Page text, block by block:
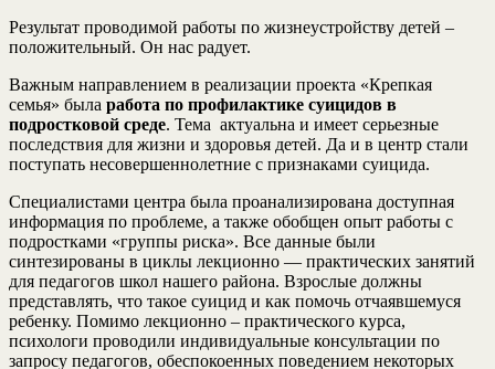
Результат проводимой работы по жизнеустройству детей –
положительный. Он нас радует.
Важным направлением в реализации проекта «Крепкая
семья» была работа по профилактике суицидов в
подростковой среде. Тема актуальна и имеет серьезные
последствия для жизни и здоровья детей. Да и в центр стали
поступать несовершеннолетние с признаками суицида.
Специалистами центра была проанализирована доступная
информация по проблеме, а также обобщен опыт работы с
подростками «группы риска». Все данные были
синтезированы в циклы лекционно — практических занятий
для педагогов школ нашего района. Взрослые должны
представлять, что такое суицид и как помочь отчаявшемуся
ребенку. Помимо лекционно – практического курса,
психологи проводили индивидуальные консультации по
запросу педагогов, обеспокоенных поведением некоторых